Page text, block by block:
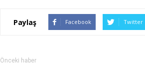
Paylaş Facebook Twitter
Önceki haber